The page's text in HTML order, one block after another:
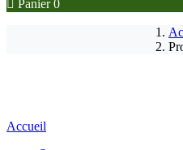
 Panier 0
Accueil